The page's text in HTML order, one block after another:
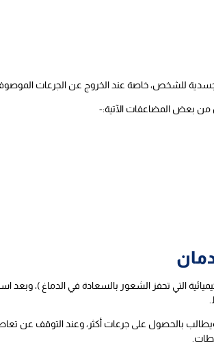
للشخص، خاصة عند الخروج عن الجرعات
من بعض المضاعفات الآتية:-
التي تحفز الشعور بالسعادة في الدماغ )، وبعد
بالحصول على جرعات أكثر، وعند التوقف عن